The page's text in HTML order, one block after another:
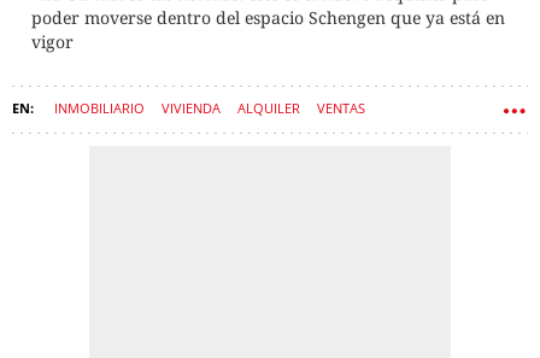
poder moverse dentro del espacio Schengen que ya está en
vigor
INMOBILIARIO VIVIENDA ALQUILER VENTAS